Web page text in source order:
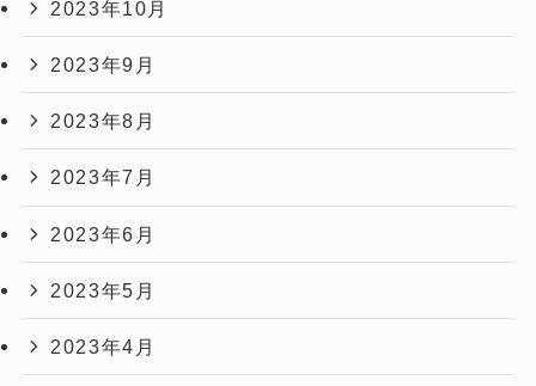
2023年10月
2023年9月
2023年8月
2023年7月
2023年6月
2023年5月
2023年4月